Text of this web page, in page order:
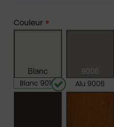
Couleur *
Blanc 9016 Alu 9006